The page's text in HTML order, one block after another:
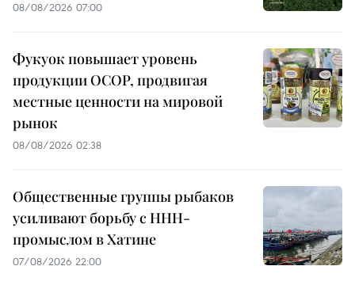
08/08/2026 07:00
Фукуок повышает уровень
продукции OCOP, продвигая
местные ценности на мировой
рынок
08/08/2026 02:38
Общественные группы рыбаков
усиливают борьбу с ННН-
промыслом в Хатине
07/08/2026 22:00